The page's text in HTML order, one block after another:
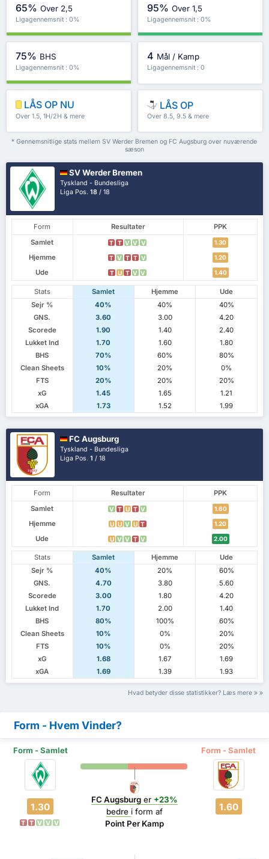
65% Over 2,5
Ligagennemsnit : 0%
95% Over 1,5
Ligagennemsnit : 0%
75% BHS
Ligagennemsnit : 0%
4 Mål / Kamp
Ligagennemsnit : 0
LÅS OP NU
Over 1.5, 1H/2H & mere
LÅS OP
Over 8.5, 9.5 & mere
* Gennemsnitlige stats mellem SV Werder Bremen og FC Augsburg over nuværende
sæson
SV Werder Bremen
Tyskland - Bundesliga
Liga Pos.18 / 18
Form Resultater
PPK
Samlet
T T V V V 1.30
Hjemme T V T T V 1.20
Ude T U T V V 1.40
Stats Samlet Hjemme
Ude
Sejr %
40% 40%
40%
GNS.
3.60 3.00
4.20
Scorede
1.90 1.40
2.40
Lukket Ind
1.70 1.60
1.80
BHS
70% 60%
80%
Clean Sheets
10% 20%
0%
FTS
20% 20%
20%
xG
1.45 1.65
1.21
xGA
1.73 1.52 1.99
FC Augsburg
Tyskland - Bundesliga
Liga Pos.1 / 18
Form Resultater
PPK
Samlet
V T U T V 1.60
Hjemme U U V U T 1.20
Ude U V V T V 2.00
Stats Samlet Hjemme
Ude
Sejr %
40% 20%
60%
GNS.
4.70 3.80
5.60
Scorede
3.00 1.80
4.20
Lukket Ind
1.70 2.00
1.40
BHS
80% 100%
60%
Clean Sheets
10% 0%
20%
FTS
10% 0%
20%
xG
1.68 1.67
1.69
xGA
1.69 1.39 1.93
Hvad betyder disse statistikker? Læs mere
Form - Hvem Vinder?
Form - Samlet Form - Samlet
1.30
T T V V V
FC Augsburger +23%
bedre i form af
Point Per Kamp
1.60